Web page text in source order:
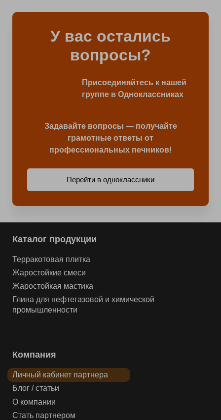
У вас остались
вопросы?
Присоединяйтесь к нашей
группе в Одноклассниках
Задавайте вопросы — получайте
грамотные ответы от
профессиональных печников!
Перейти в одноклассники
Каталог продукции
Терракотовая плитка
Жаростойкие смеси
Жаростойкая мастика
Глина для нефтегазовой и химической
промышленности
Компания
Личный кабинет партнера
Блог / статьи
О компании
Стать партнером